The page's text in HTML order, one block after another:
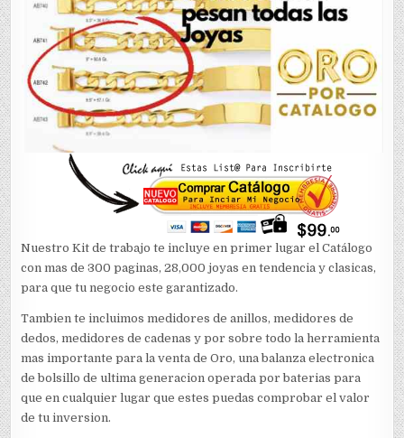
Nuestro Kit de trabajo te incluye en primer lugar el Catálogo
con mas de 300 paginas, 28,000 joyas en tendencia y clasicas,
para que tu negocio este garantizado.
Tambien te incluimos medidores de anillos, medidores de
dedos, medidores de cadenas y por sobre todo la herramienta
mas importante para la venta de Oro, una balanza electronica
de bolsillo de ultima generacion operada por baterias para
que en cualquier lugar que estes puedas comprobar el valor
de tu inversion.